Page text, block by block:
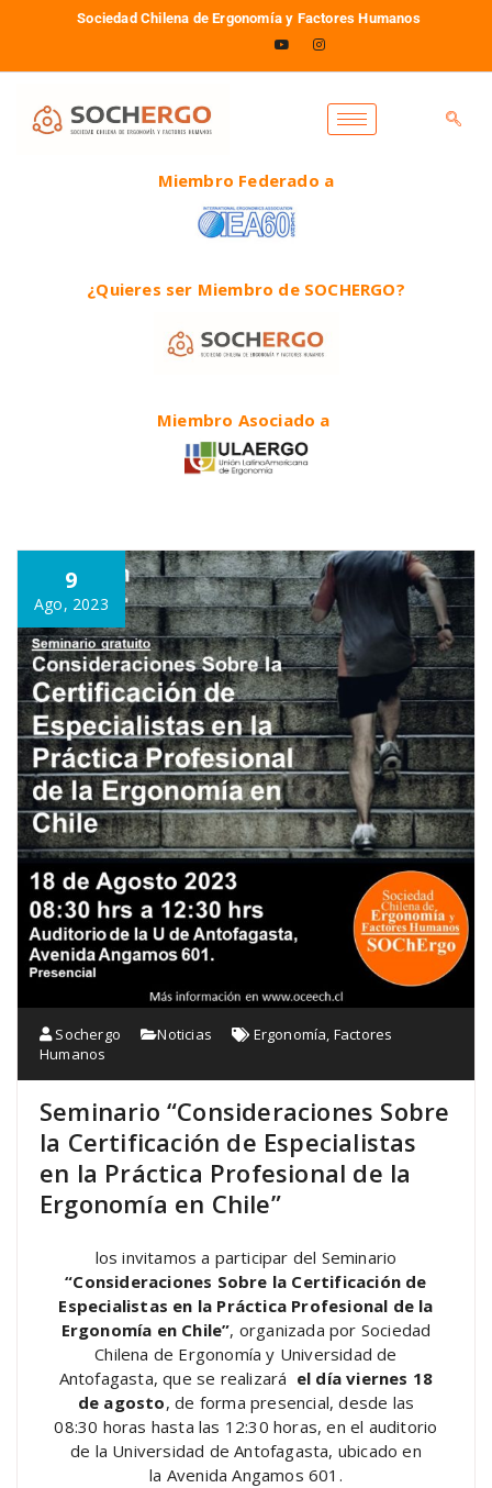
Sociedad Chilena de Ergonomía y Factores Humanos
Miembro Federado a
¿Quieres ser Miembro de SOCHERGO?
Miembro Asociado a
9
Ago, 2023
Sochergo Noticias Ergonomía, Factores
Humanos
Seminario “Consideraciones Sobre
la Certificación de Especialistas
en la Práctica Profesional de la
Ergonomía en Chile”
los invitamos a participar del Seminario
“Consideraciones Sobre la Certificación de
Especialistas en la Práctica Profesional de la
Ergonomía en Chile”, organizada por Sociedad
Chilena de Ergonomía y Universidad de
Antofagasta, que se realizará el día viernes 18
de agosto, de forma presencial, desde las
08:30 horas hasta las 12:30 horas, en el auditorio
de la Universidad de Antofagasta, ubicado en
la Avenida Angamos 601.